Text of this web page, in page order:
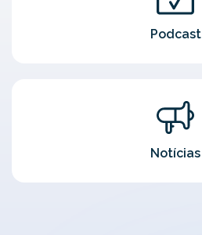
Podcast
Notícias